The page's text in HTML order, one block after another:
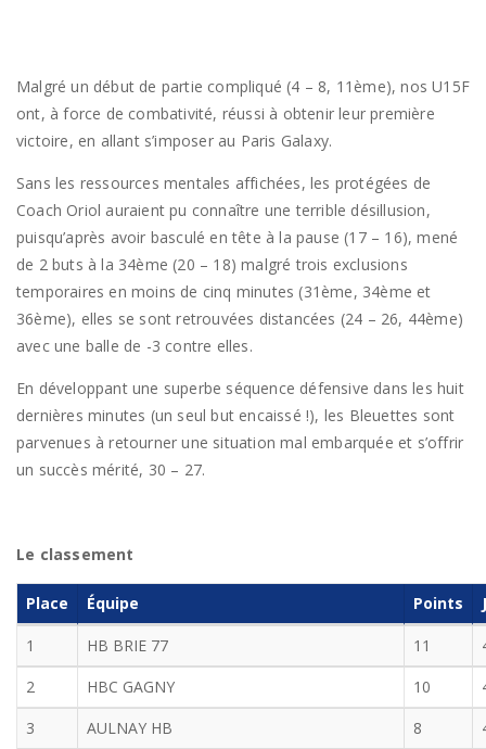
Malgré un début de partie compliqué (4 – 8, 11ème), nos U15F
ont, à force de combativité, réussi à obtenir leur première
victoire, en allant s’imposer au Paris Galaxy.
Sans les ressources mentales affichées, les protégées de
Coach Oriol auraient pu connaître une terrible désillusion,
puisqu’après avoir basculé en tête à la pause (17 – 16), mené
de 2 buts à la 34ème (20 – 18) malgré trois exclusions
temporaires en moins de cinq minutes (31ème, 34ème et
36ème), elles se sont retrouvées distancées (24 – 26, 44ème)
avec une balle de -3 contre elles.
En développant une superbe séquence défensive dans les huit
dernières minutes (un seul but encaissé !), les Bleuettes sont
parvenues à retourner une situation mal embarquée et s’offrir
un succès mérité, 30 – 27.
Le classement
Place Équipe Points
1 HB BRIE 77 11
2
HBC GAGNY 10
3
AULNAY HB 8